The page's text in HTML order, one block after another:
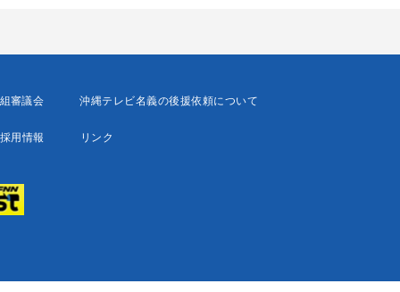
審議会 沖縄テレビ名義の後援依頼について
採用情報 リンク